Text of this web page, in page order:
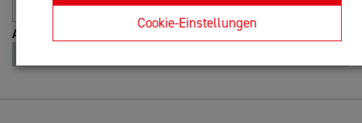
Cookie-Einstellungen
A-Z
Z-A
Ansicht